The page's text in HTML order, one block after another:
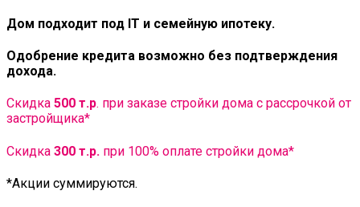
Дом подходит под IT и семейную ипотеку.
Одобрение кредита возможно без подтверждения
дохода.
Скидка 500 т.р. при заказе стройки дома с рассрочкой от
застройщика*
Скидка 300 т.р. при 100% оплате стройки дома*
*Акции суммируются.